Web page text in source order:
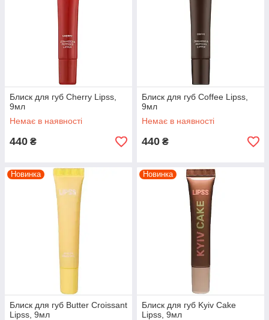
Блиск для губ Cherry Lipss,
9мл
Немає в наявності
440 ₴
Блиск для губ Coffee Lipss,
9мл
Немає в наявності
440 ₴
Новинка
Блиск для губ Butter Croissant
Lipss, 9мл
Новинка
Блиск для губ Kyiv Cake
Lipss, 9мл